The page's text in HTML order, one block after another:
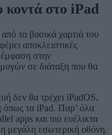
κοντά στο iPad
τα βασικά χαρτιά του
αποκλειστικές
έμφαση στην
σε διάταξη που θα
δεν θα τρέχει iPadOS,
όπως τα iPad. Παρ’ όλα
apps και πιο ευέλικτα
μεγάλη εσωτερική οθόνη.